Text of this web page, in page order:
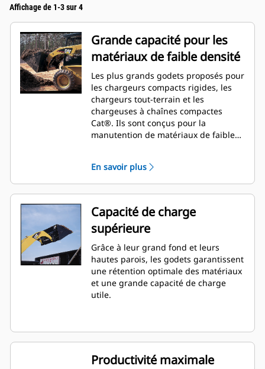
Affichage de 1-3 sur 4
Grande capacité pour les
matériaux de faible densité
Les plus grands godets proposés pour
les chargeurs compacts rigides, les
chargeurs tout-terrain et les
chargeuses à chaînes compactes
Cat®. Ils sont conçus pour la
manutention de matériaux de faible
engrais, l'alimentation du bétail et la
neige.
En savoir plus
Capacité de charge
supérieure
Grâce à leur grand fond et leurs
hautes parois, les godets garantissent
une rétention optimale des matériaux
et une grande capacité de charge
utile.
Productivité maximale